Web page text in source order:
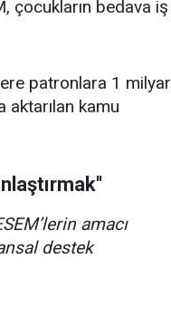
çocukların bedava iş
patronlara 1 milyar
aktarılan kamu
amacı
destek